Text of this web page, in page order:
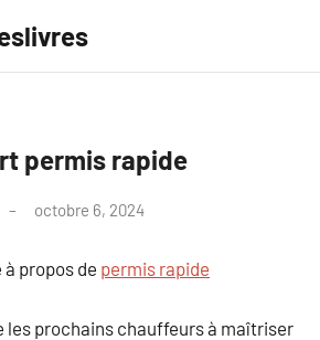
permis rapide
octobre 6, 2024
propos de permis rapide
les prochains chauffeurs à maîtriser